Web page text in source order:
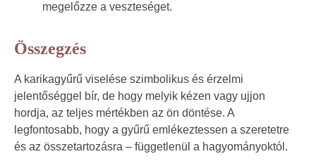
megelőzze a veszteséget.
Összegzés
A karikagyűrű viselése szimbolikus és érzelmi
jelentőséggel bír, de hogy melyik kézen vagy ujjon
hordja, az teljes mértékben az ön döntése. A
legfontosabb, hogy a gyűrű emlékeztessen a szeretetre
és az összetartozásra – függetlenül a hagyományoktól.